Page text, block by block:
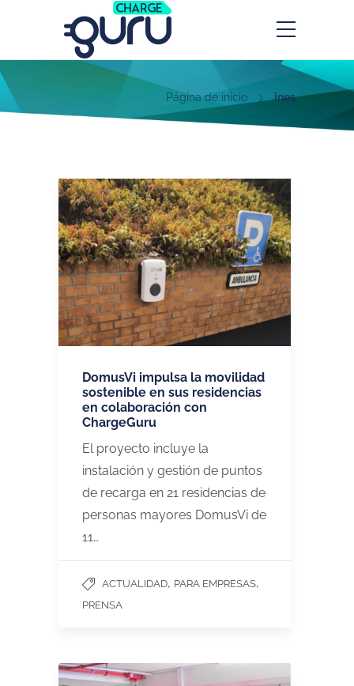
Página de inicio ines
DomusVi impulsa la movilidad
sostenible en sus residencias
en colaboración con
ChargeGuru
El proyecto incluye la
instalación y gestión de puntos
de recarga en 21 residencias de
personas mayores DomusVi de
11…
ACTUALIDAD, PARA EMPRESAS,
PRENSA